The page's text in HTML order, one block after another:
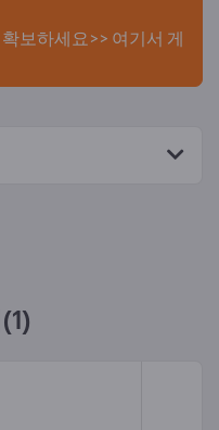
보하세요>> 여기서 게